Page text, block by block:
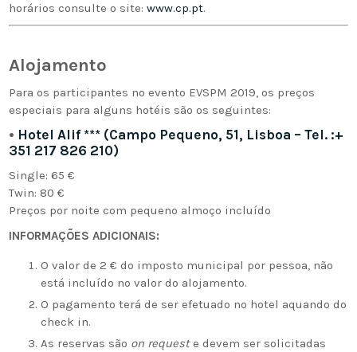
horários consulte o site:www.cp.pt.
Alojamento
Para os participantes no evento EVSPM 2019, os preços
especiais para alguns hotéis são os seguintes:
• Hotel Alif *** (Campo Pequeno, 51, Lisboa – Tel. :+
351 217 826 210)
Single: 65 €
Twin: 80 €
Preços por noite com pequeno almoço incluído
INFORMAÇÕES ADICIONAIS:
O valor de 2 € do imposto municipal por pessoa, não
está incluído no valor do alojamento.
O pagamento terá de ser efetuado no hotel aquando do
check in.
As reservas são on requeste devem ser solicitadas